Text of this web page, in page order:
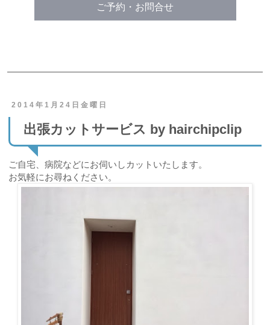
ご予約・お問合せ
2014年1月24日金曜日
出張カットサービス by hairchipclip
ご自宅、病院などにお伺いしカットいたします。
お気軽にお尋ねください。